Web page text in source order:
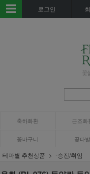
로그인
축하화환 근조화
꽃바구니 꽃다발
테마별 추천상품 -승진/취임